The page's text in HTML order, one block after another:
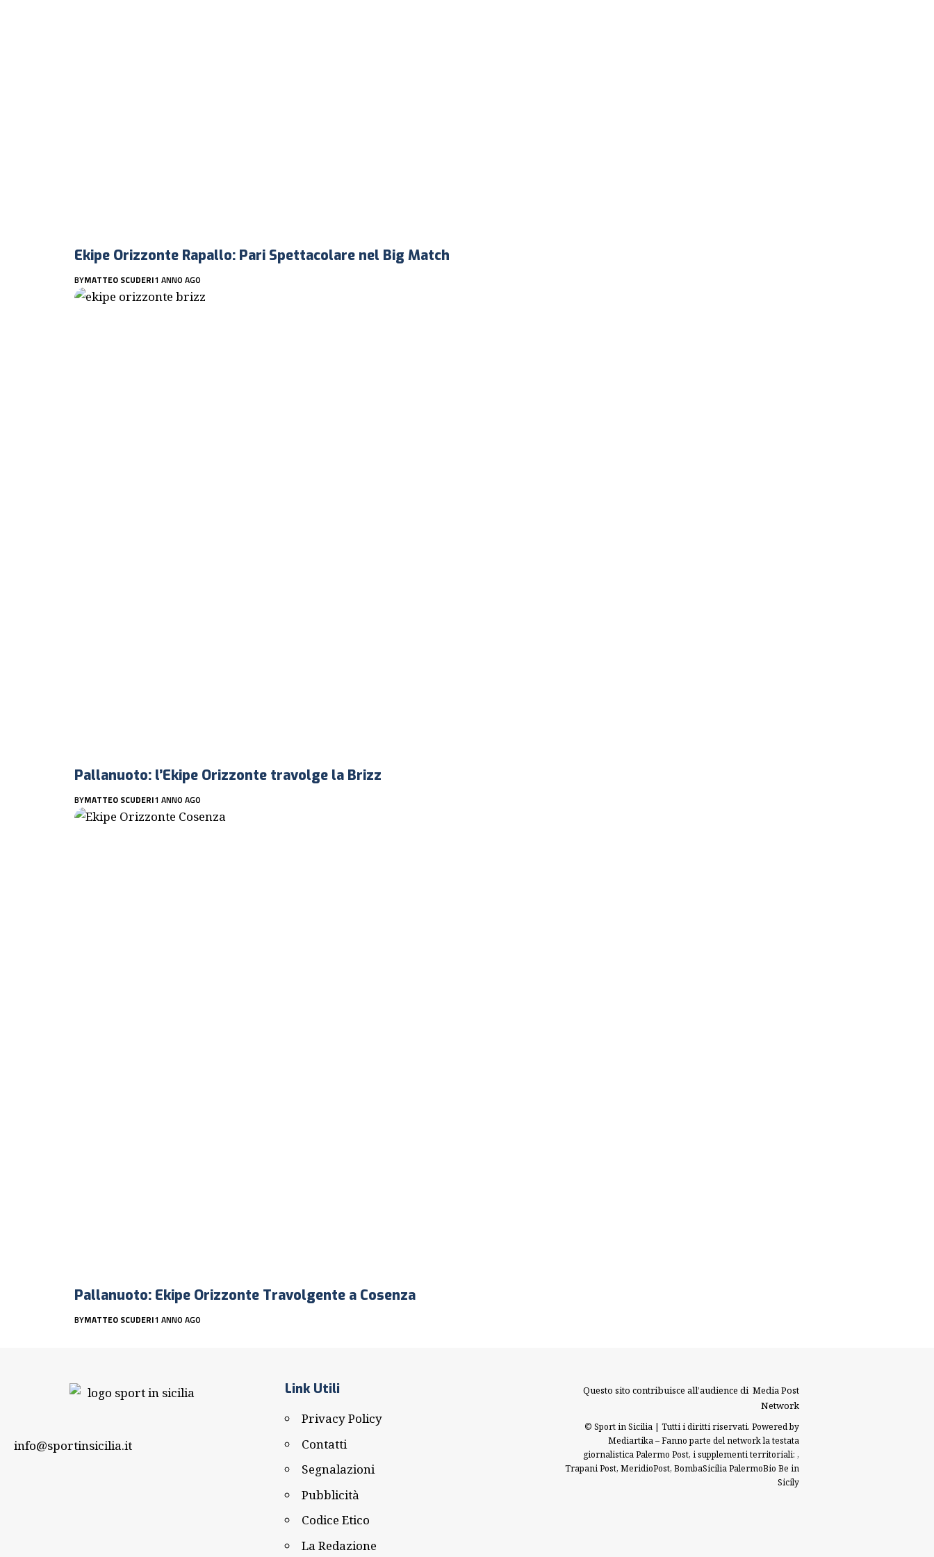
Ekipe Orizzonte Rapallo: Pari Spettacolare nel Big Match
BYMATTEO SCUDERI1 ANNO AGO
Pallanuoto: l’Ekipe Orizzonte travolge la Brizz
BYMATTEO SCUDERI1 ANNO AGO
Pallanuoto: Ekipe Orizzonte Travolgente a Cosenza
BYMATTEO SCUDERI1 ANNO AGO
info@sportinsicilia.it
Link Utili
Privacy Policy
Contatti
Segnalazioni
Pubblicità
Codice Etico
La Redazione
Questo sito contribuisce all’audience di Media Post
Network
© Sport in Sicilia | Tutti i diritti riservati. Powered by
Mediartika– Fanno parte del network la testata
giornalisticaPalermo Post, i supplementi territoriali: ,
Trapani Post, MeridioPost, BombaSiciliaPalermoBio Be in
Sicily